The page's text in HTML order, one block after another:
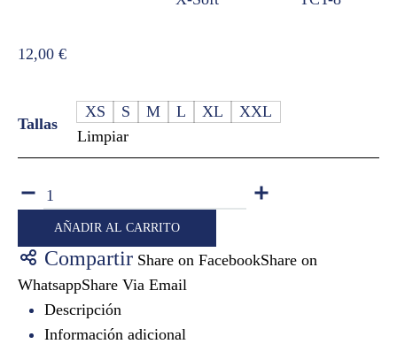
12,00 €
Tallas
XS S M L XL
XXL
Limpiar
Cantidad
AÑADIR AL CARRITO
Compartir Share on FacebookShare on
WhatsappShare Via Email
Descripción
Información adicional